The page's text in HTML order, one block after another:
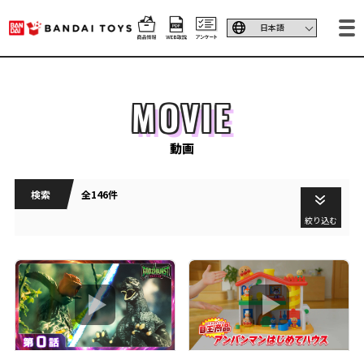
MOVIE
動画
検索 全146件
絞り込む